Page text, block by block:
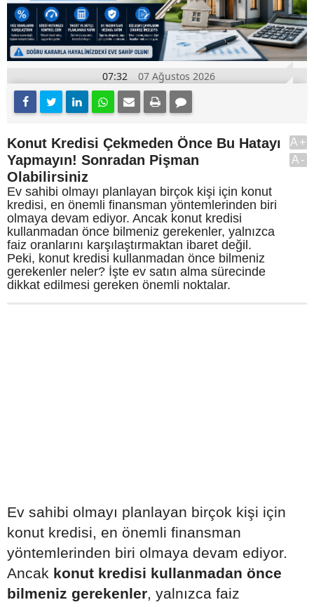
07:32 07 Ağustos 2026
Konut Kredisi Çekmeden Önce Bu Hatayı
Yapmayın! Sonradan Pişman
Olabilirsiniz
Ev sahibi olmayı planlayan birçok kişi için konut
kredisi, en önemli finansman yöntemlerinden biri
olmaya devam ediyor. Ancak konut kredisi
kullanmadan önce bilmeniz gerekenler, yalnızca
faiz oranlarını karşılaştırmaktan ibaret değil.
Peki, konut kredisi kullanmadan önce bilmeniz
gerekenler neler? İşte ev satın alma sürecinde
dikkat edilmesi gereken önemli noktalar.
A+
A-
Ev sahibi olmayı planlayan birçok kişi için
konut kredisi, en önemli finansman
yöntemlerinden biri olmaya devam ediyor.
Ancak konut kredisi kullanmadan önce
bilmeniz gerekenler , yalnızca faiz